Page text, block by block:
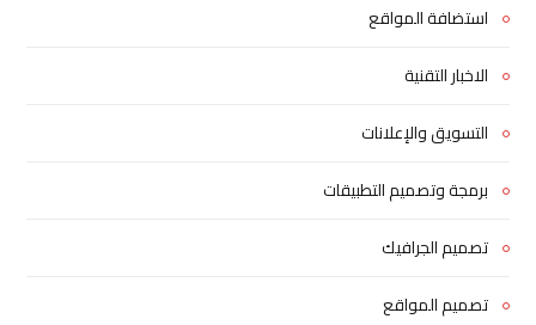
استضافة المواقع
الاخبار التقنية
التسويق والإعلانات
برمجة وتصميم التطبيقات
تصميم الجرافيك
تصميم المواقع